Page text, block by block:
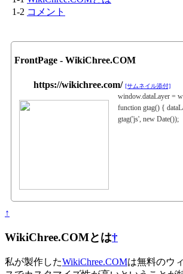
コメント
FrontPage - WikiChree.COM
https://wikichree.com/ [サムネイル添付]
window.dataLayer =
function gtag() {
gtag('js', new Date());
↑
WikiChree.COMとは†
私が製作したWikiChree.COMは無料のウ